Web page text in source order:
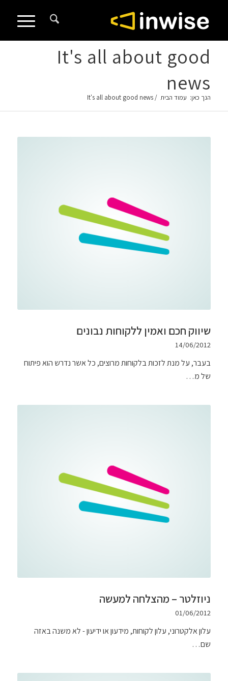
It's all about good
news
הנך כאן: עמוד הבית /
It's all about good news
שיווק חכם ואמין ללקוחות נבונים
14/06/2012
בעבר, על מנת לזכות בלקוחות מרוצים, כל אשר נדרש הוא פיתוח
של מ…
ניוזלטר – מהצלחה למעשה
01/06/2012
עלון אלקטרוני, עלון לקוחות, מידעון או ידיעון - לא משנה באזה
שם…